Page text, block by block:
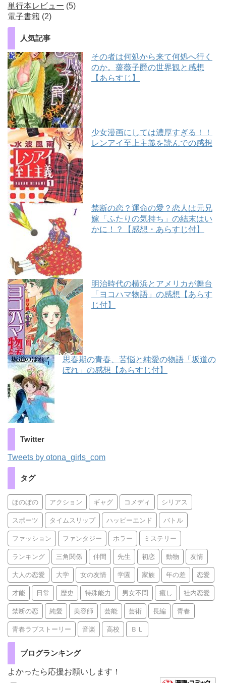
単行本レビュー (5)
電子書籍 (2)
人気記事
その者は何処から来て何処へ行く
のか。薔薇子爵の世界観と感想
【あらすじ】
少女漫画にしては濃厚すぎる！！
レンアイ至上主義を読んでの感想
禁断の恋？運命の愛？恋人は元兄
嫁「ふたりの気持ち」の結末はい
かに！？【感想・あらすじ付】
明治時代の横浜とアメリカが舞台
「ヨコハマ物語」の感想【あらす
じ付】
思春期の青春、苦悩と純愛の物語「坂道の
ぼれ」の感想【あらすじ付】
Twitter
Tweets by otona_girls_com
タグ
ほのぼの アクション ギャグ コメディ シリアス
スポーツ タイムスリップ ハッピーエンド バトル
ファッション ファンタジー ホラー ミステリー
ランキング 三角関係 仲間 先生 初恋 動物 友情
大人の恋愛 大学 女の友情 学園 家族 年の差 恋愛
才能 日常 歴史 特殊能力 男女不問 癒し 社内恋愛
禁断の恋 純愛 美容師 芸能 芸術 長編 青春
青春ラブストーリー 音楽 高校 ＢＬ
ブログランキング
よかったら応援お願いします！